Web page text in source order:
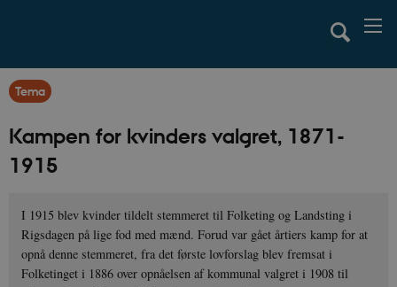
Tema
Kampen for kvinders valgret, 1871-
1915
I 1915 blev kvinder tildelt stemmeret til Folketing og Landsting i
Rigsdagen på lige fod med mænd. Forud var gået årtiers kamp for at
opnå denne stemmeret, fra det første lovforslag blev fremsat i
Folketinget i 1886 over opnåelsen af kommunal valgret i 1908 til